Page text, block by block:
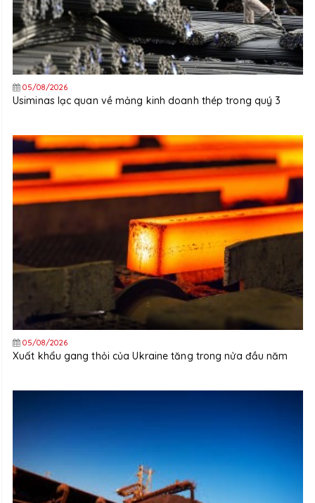
05/08/2026
Usiminas lạc quan về mảng kinh doanh thép trong quý 3
05/08/2026
Xuất khẩu gang thỏi của Ukraine tăng trong nửa đầu năm